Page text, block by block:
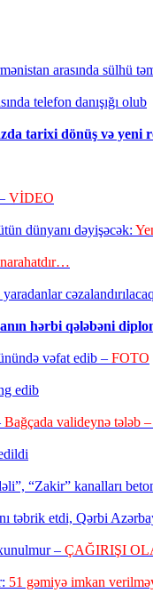
arasında sülhü
telefon danışığı olub
tarixi dönüş və yeni
VİDEO
dünyanı dəyişəcək:
cəzalandırılacaq
hərbi qələbəni
vəfat edib – FOTO
edib
Bağçada valideynə tələb
“Zakir” kanalları
təbrik etdi, Qərbi
– ÇAĞIRIŞI
51 gəmiyə imkan